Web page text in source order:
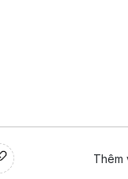
Thêm